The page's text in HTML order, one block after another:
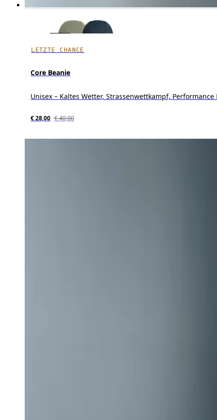
LETZTE CHANCE
Core Beanie
Unisex – Kaltes Wetter, Strassenwettkampf, Performance
€ 28,00 € 40,00